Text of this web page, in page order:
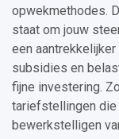
opwekmethodes.
staat om jouw
een
subsidies en
fijne investering.
tariefstellingen
bewerkstelligen